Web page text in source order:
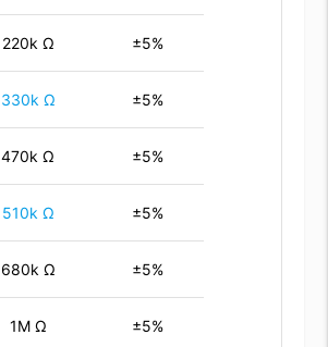
220k Ω ±5%
330k Ω ±5%
470k Ω ±5%
510k Ω ±5%
680k Ω ±5%
1M Ω ±5%